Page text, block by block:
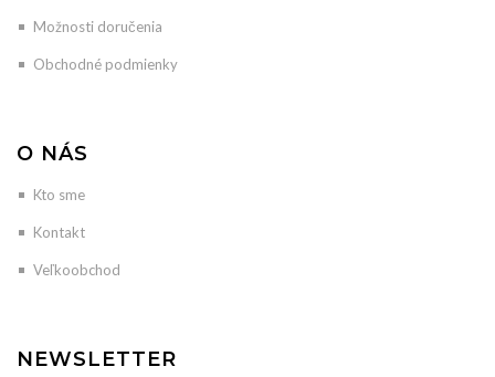
Možnosti doručenia
Obchodné podmienky
O NÁS
Kto sme
Kontakt
Veľkoobchod
NEWSLETTER